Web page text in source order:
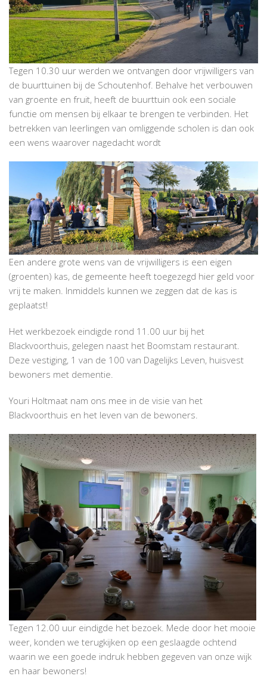
Tegen 10.30 uur werden we ontvangen door vrijwilligers van
de buurttuinen bij de Schoutenhof. Behalve het verbouwen
van groente en fruit, heeft de buurttuin ook een sociale
functie om mensen bij elkaar te brengen te verbinden. Het
betrekken van leerlingen van omliggende scholen is dan ook
een wens waarover nagedacht wordt
Een andere grote wens van de vrijwilligers is een eigen
(groenten) kas, de gemeente heeft toegezegd hier geld voor
vrij te maken. Inmiddels kunnen we zeggen dat de kas is
geplaatst!
Het werkbezoek eindigde rond 11.00 uur bij het
Blackvoorthuis, gelegen naast het Boomstam restaurant.
Deze vestiging, 1 van de 100 van Dagelijks Leven, huisvest
bewoners met dementie.
Youri Holtmaat nam ons mee in de visie van het
Blackvoorthuis en het leven van de bewoners.
Tegen 12.00 uur eindigde het bezoek. Mede door het mooie
weer, konden we terugkijken op een geslaagde ochtend
waarin we een goede indruk hebben gegeven van onze wijk
en haar bewoners!